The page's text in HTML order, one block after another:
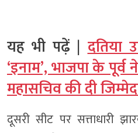
यह भी पढ़ें |दतिया
‘इनाम’, भाजपा के पूर्व
महासचिव की दी
दूसरी सीट पर सत्ताधारी